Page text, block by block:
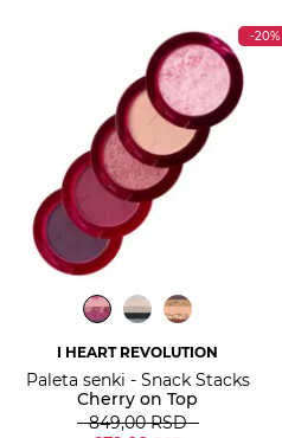
-20%
I HEART REVOLUTION
Paleta senki - Snack Stacks
Cherry on Top
849,00RSD